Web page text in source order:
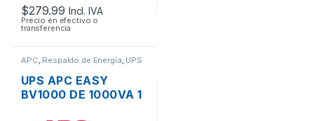
$279.99 Incl. IVA
Precio en efectivo o
transferencia
APC, Respaldo de Energía, UPS
UPS APC EASY
BV1000 DE 1000VA 1